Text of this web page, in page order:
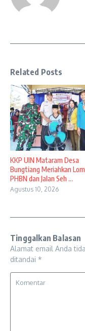
Related Posts
KKP UIN Mataram Desa
Bungtiang Meriahkan
PHBN dan Jalan Seh ...
Agustus 10, 2026
Tinggalkan Balasan
Alamat email Anda
ditandai *